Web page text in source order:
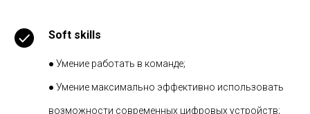
Soft skills
● Умение работать в команде;
● Умение максимально эффективно использовать
возможности современных цифровых устройств;